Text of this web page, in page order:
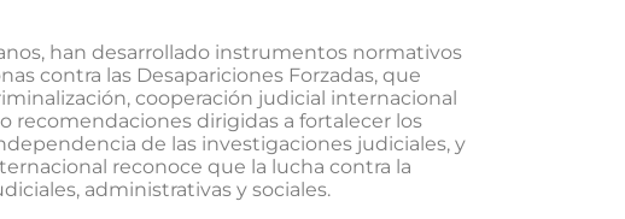
han desarrollado instrumentos normativos
contra las Desapariciones Forzadas, que
cooperación judicial internacional
recomendaciones dirigidas a fortalecer los
de las investigaciones judiciales, y
reconoce que la lucha contra la
administrativas y sociales.